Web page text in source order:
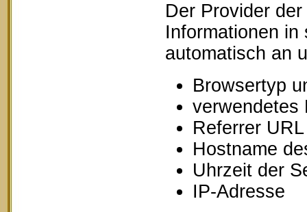
Der Provider
Informationen
automatisch an
Browsertyp
verwendetes
Referrer URL
Hostname
Uhrzeit der
IP-Adresse